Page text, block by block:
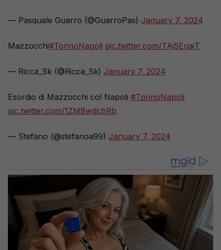
— Pasquale Guarro (@GuarroPas) January 7, 2024
Mazzocchi#TorinoNapoli pic.twitter.com/TAj5ErjajT
— Ricca_Sk (@Ricca_Sk) January 7, 2024
Esordio di Mazzocchi col Napoli #TorinoNapoli
pic.twitter.com/1ZMBwdcbRb
— Stefano (@stefanoa99) January 7, 2024